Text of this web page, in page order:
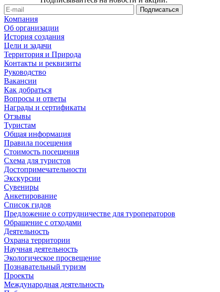
Компания
Об организации
История создания
Цели и задачи
Территория и Природа
Контакты и реквизиты
Руководство
Вакансии
Как добраться
Вопросы и ответы
Награды и сертификаты
Отзывы
Туристам
Общая информация
Правила посещения
Стоимость посещения
Схема для туристов
Достопримечательности
Экскурсии
Сувениры
Анкетирование
Список гидов
Предложение о сотрудничестве для туроператоров
Обращение с отходами
Деятельность
Охрана территории
Научная деятельность
Экологическое просвещение
Познавательный туризм
Проекты
Международная деятельность